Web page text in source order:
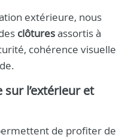
extérieure, nous
clôturesassortis à
cohérence visuelle
l’extérieur et
de profiter de